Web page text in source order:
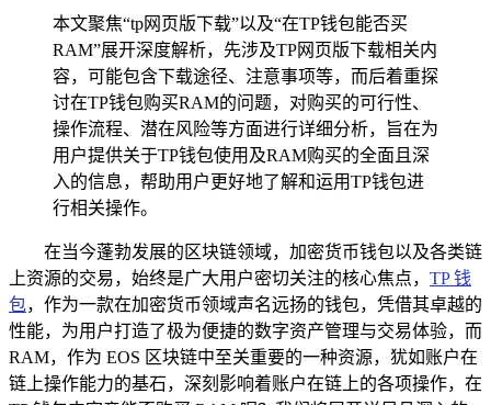
本文聚焦“tp网页版下载”以及“在TP钱包能否买
RAM”展开深度解析，先涉及TP网页版下载相关内
容，可能包含下载途径、注意事项等，而后着重探
讨在TP钱包购买RAM的问题，对购买的可行性、
操作流程、潜在风险等方面进行详细分析，旨在为
用户提供关于TP钱包使用及RAM购买的全面且深
入的信息，帮助用户更好地了解和运用TP钱包进
行相关操作。
在当今蓬勃发展的区块链领域，加密货币钱包以及各类链
上资源的交易，始终是广大用户密切关注的核心焦点， TP 钱
包，作为一款在加密货币领域声名远扬的钱包，凭借其卓越的
性能，为用户打造了极为便捷的数字资产管理与交易体验，而
RAM，作为 EOS 区块链中至关重要的一种资源，犹如账户在
链上操作能力的基石，深刻影响着账户在链上的各项操作，在